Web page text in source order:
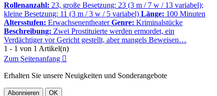
Rollenanzahl: 23, große Besetzung: 23 (3 m / 7 w / 13 variabel);
kleine Besetzung: 11 (3 m / 3 w / 5 variabel) Länge: 100 Minuten
Altersstufen: Erwachsenentheater Genre: Kriminalstücke
Beschreibung: Zwei Prostituierte werden ermordet, ein
Verdächtiger vor Gericht gestellt, aber mangels Beweisen…
1 - 1 von 1 Artikel(n)
Zum Seitenanfang 
Erhalten Sie unsere Neuigkeiten und Sonderangebote